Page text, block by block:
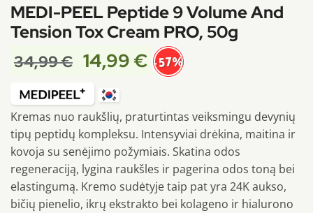
MEDI-PEEL Peptide 9 Volume And
Tension Tox Cream PRO, 50g
34,99€ 14,99 € -57%
Kremas nuo raukšlių, praturtintas veiksmingu devynių
tipų peptidų kompleksu. Intensyviai drėkina, maitina ir
kovoja su senėjimo požymiais. Skatina odos
regeneraciją, lygina raukšles ir pagerina odos toną bei
elastingumą. Kremo sudėtyje taip pat yra 24K aukso,
bičių pienelio, ikrų ekstrakto bei kolageno ir hialurono